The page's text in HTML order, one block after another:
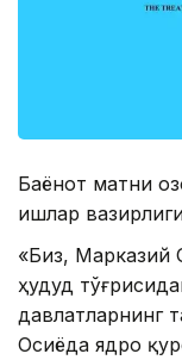
Баёнот матни
ишлар
«Биз, Марказий
ҳудуд
давлатларнинг
Осиёда ядро